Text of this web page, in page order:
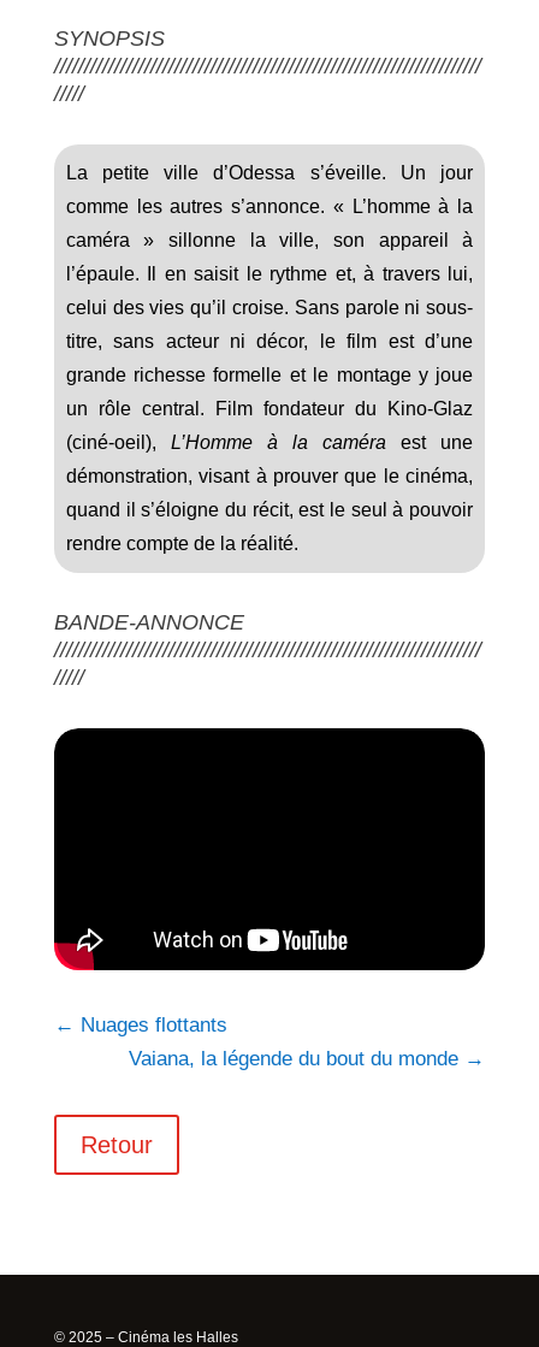
SYNOPSIS
///////////////////////////////////////////////////////////////////////
/////
La petite ville d’Odessa s’éveille. Un jour
comme les autres s’annonce. « L’homme à la
caméra » sillonne la ville, son appareil à
l’épaule. Il en saisit le rythme et, à travers lui,
celui des vies qu’il croise. Sans parole ni sous-
titre, sans acteur ni décor, le film est d’une
grande richesse formelle et le montage y joue
un rôle central. Film fondateur du Kino-Glaz
(ciné-oeil), L’Homme à la caméra est une
démonstration, visant à prouver que le cinéma,
quand il s’éloigne du récit, est le seul à pouvoir
rendre compte de la réalité.
BANDE-ANNONCE
///////////////////////////////////////////////////////////////////////
/////
← Nuages flottants
Vaiana, la légende du bout du monde →
Retour
© 2025 – Cinéma les Halles